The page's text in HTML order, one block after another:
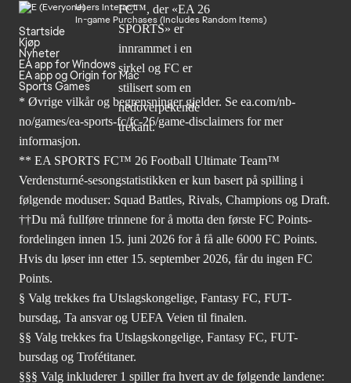
Users Interact
In-game Purchases (Includes Random Items)
Startside
Kjøp
Nyheter
EA app for Windows
EA app og Origin for Mac
Sports Games
* Øvrige vilkår og begrensninger gjelder. Se ea.com/nb-
no/games/ea-sports-fc/fc-26/game-disclaimers for mer
informasjon.
** EA SPORTS FC™ 26 Football Ultimate Team™
Verdensturné-sesongstatistikken er kun basert på spilling i
følgende moduser: Squad Battles, Rivals, Champions og Draft.
††Du må fullføre trinnene for å motta den første FC Points-
fordelingen innen 15. juni 2026 for å få alle 6000 FC Points.
Hvis du løser inn etter 15. september 2026, får du ingen FC
Points.
§ Valg trekkes fra Utslagskongelige, Fantasy FC, FUT-
bursdag, Ta ansvar og UEFA Veien til finalen.
§§ Valg trekkes fra Utslagskongelige, Fantasy FC, FUT-
bursdag og Trofétitaner.
§§§ Valg inkluderer 1 spiller fra hvert av de følgende landene: